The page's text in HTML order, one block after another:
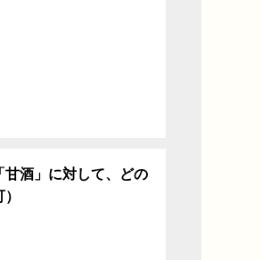
酒」に対して、どの